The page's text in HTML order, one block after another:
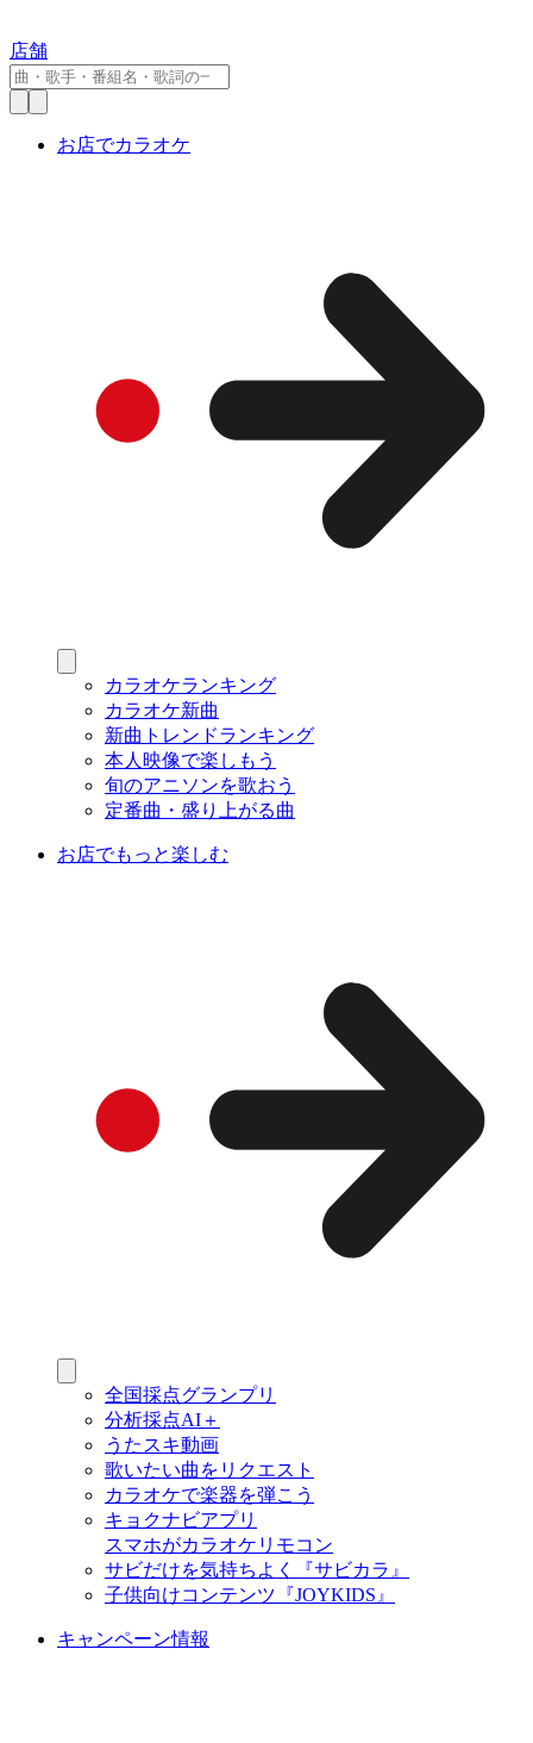
店舗
お店でカラオケ
カラオケランキング
カラオケ新曲
新曲トレンドランキング
本人映像で楽しもう
旬のアニソンを歌おう
定番曲・盛り上がる曲
お店でもっと楽しむ
全国採点グランプリ
分析採点AI＋
うたスキ動画
歌いたい曲をリクエスト
カラオケで楽器を弾こう
キョクナビアプリ
スマホがカラオケリモコン
サビだけを気持ちよく『サビカラ』
子供向けコンテンツ『JOYKIDS』
キャンペーン情報